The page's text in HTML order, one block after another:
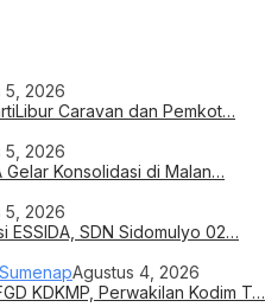
5, 2026
Caravan dan Pemkot…
5, 2026
Gelar Konsolidasi di Malan…
5, 2026
ESSIDA, SDN Sidomulyo 02…
Agustus 4, 2026
KDKMP, Perwakilan Kodim T…